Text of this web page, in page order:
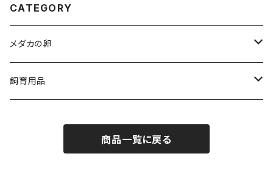
CATEGORY
メダカの卵
人気品種
飼育用品
medaka-goods
商品一覧に戻る